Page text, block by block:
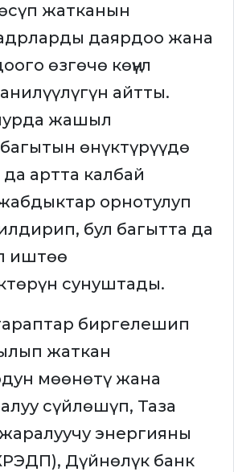
жатканын
даярдоо жана
өзгөчө көңүл
айтты.
жашыл
өнүктүрүүдө
артта калбай
орнотулуп
бул багытта да
иштөө
сунуштады.
биргелешип
жаткан
мөөнөтү жана
сүйлөшүп, Таза
энергияны
Дүйнөлүк банк